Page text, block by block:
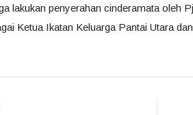
lakukan penyerahan cinderamata oleh
Ketua Ikatan Keluarga Pantai Utara